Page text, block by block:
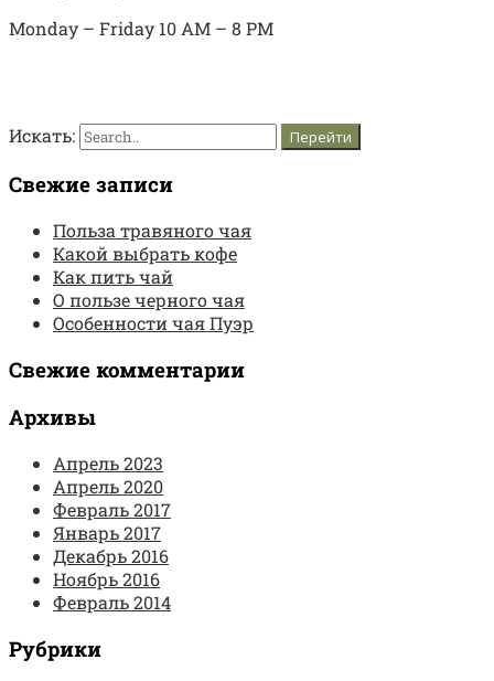
Monday – Friday 10 AM – 8 PM
Искать:
Свежие записи
Польза травяного чая
Какой выбрать кофе
Как пить чай
О пользе черного чая
Особенности чая Пуэр
Свежие комментарии
Архивы
Апрель 2023
Апрель 2020
Февраль 2017
Январь 2017
Декабрь 2016
Ноябрь 2016
Февраль 2014
Рубрики